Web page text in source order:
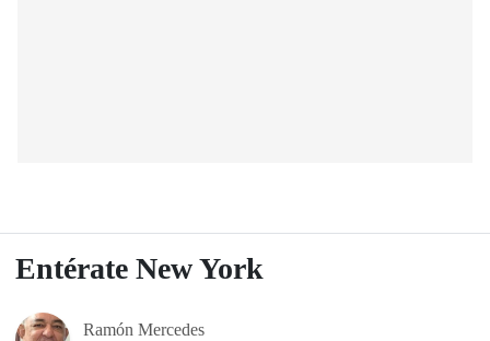
Entérate New York
Ramón Mercedes